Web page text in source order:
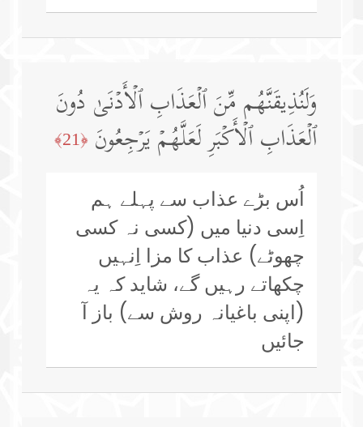
وَلَنُذِیقَنَّهُم مِّنَ ٱلۡعَذَابِ ٱلۡأَدۡنَىٰ دُونَ
ٱلۡعَذَابِ ٱلۡأَكۡبَرِ لَعَلَّهُمۡ یَرۡجِعُونَ ﴿21﴾
اُس بڑے عذاب سے پہلے ہم
اِسی دنیا میں (کسی نہ کسی
چھوٹے) عذاب کا مزا اِنہیں
چکھاتے رہیں گے، شاید کہ یہ
(اپنی باغیانہ روش سے) باز آ
جائیں